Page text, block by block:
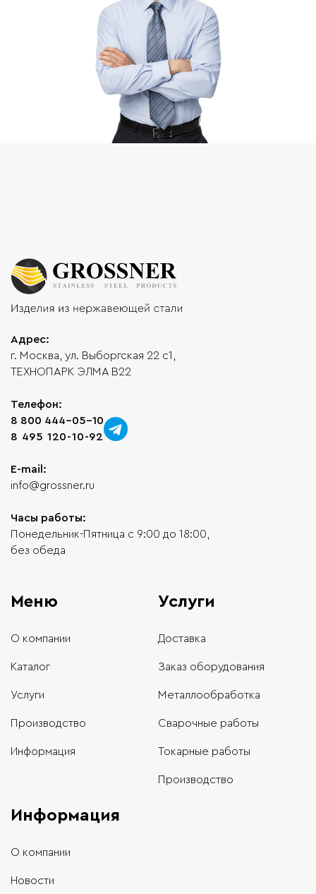
Адрес:
г. Москва, ул. Выборгская 22 с1,
ТЕХНОПАРК ЭЛМА В22
Телефон:
8 800 444-05-10
8 495 120-10-92
E-mail:
info@grossner.ru
Часы работы:
Понедельник-Пятница с 9:00 до 18:00,
без обеда
Меню
О компании
Каталог
Услуги
Производство
Информация
Услуги
Доставка
Заказ оборудования
Металлообработка
Сварочные работы
Токарные работы
Производство
Информация
О компании
Новости